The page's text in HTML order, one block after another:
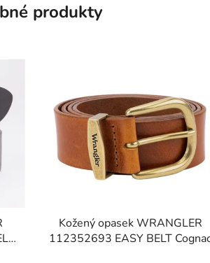
produkty
Kožený opasek WRANGLER
112352693 EASY BELT